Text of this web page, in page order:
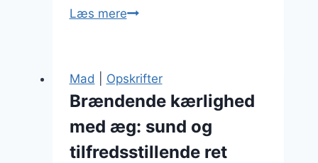
Læs mereBrændende
og
bacon
i
flødesauce
Mad Opskrifter
Brændende kærlighed
med æg: sund og
tilfredsstillende ret